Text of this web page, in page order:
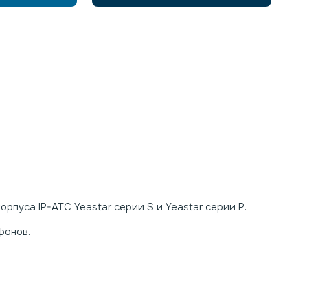
IP-АТС Yeastar серии S и Yeastar серии Р.